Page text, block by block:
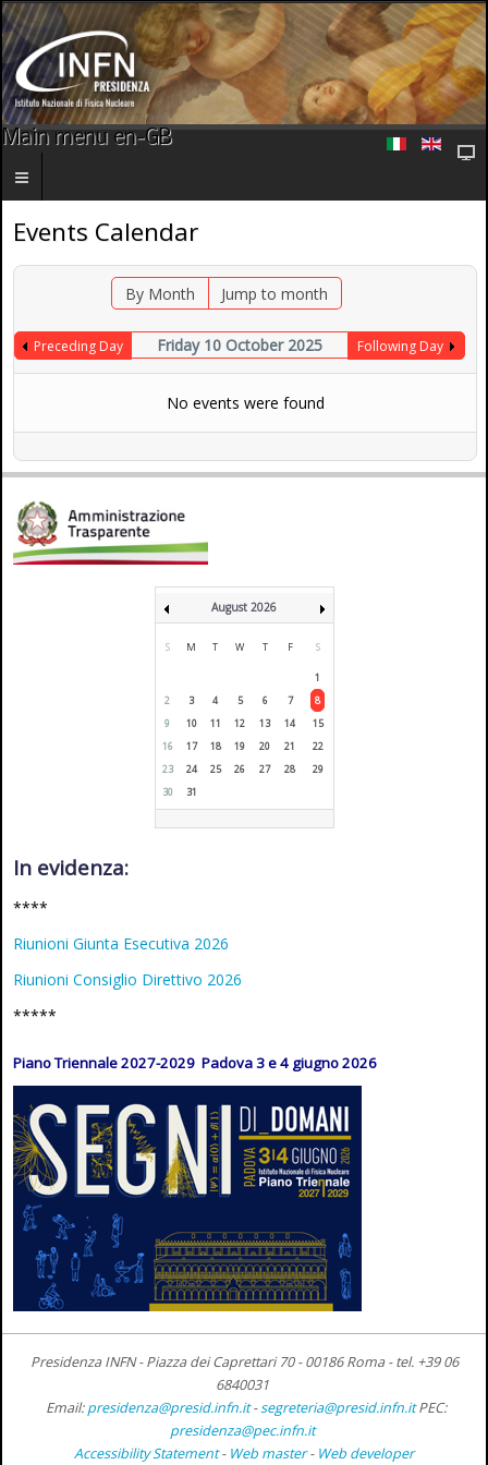
Main menu en-GB
Events Calendar
By Month Jump to month
Preceding Day Friday 10 October 2025 Following Day
No events were found
August 2026
S M T W T F S
1
2
3 4 5 6 7
8
9
10 11 12 13 14
15
16
17 18 19 20 21
22
23
24 25 26 27 28
29
30
31
In evidenza:
****
Riunioni Giunta Esecutiva 2026
Riunioni Consiglio Direttivo 2026
*****
Piano Triennale 2027-2029 Padova 3 e 4 giugno 2026
Presidenza INFN - Piazza dei Caprettari 70 - 00186 Roma -tel. +39 06
6840031
Email:presidenza@presid.infn.it-segreteria@presid.infn.it PEC:
presidenza@pec.infn.it
Accessibility Statement- Web master- Web developer